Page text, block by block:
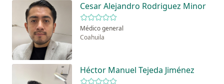
Cesar Alejandro Rodriguez Minor
Médico general
Coahuila
Héctor Manuel Tejeda Jiménez